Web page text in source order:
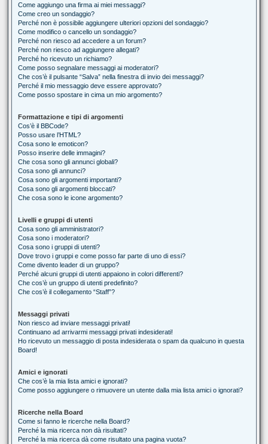
Come aggiungo una firma ai miei messaggi?
Come creo un sondaggio?
Perché non è possibile aggiungere ulteriori opzioni del sondaggio?
Come modifico o cancello un sondaggio?
Perché non riesco ad accedere a un forum?
Perché non riesco ad aggiungere allegati?
Perché ho ricevuto un richiamo?
Come posso segnalare messaggi ai moderatori?
Che cos’è il pulsante “Salva” nella finestra di invio dei messaggi?
Perché il mio messaggio deve essere approvato?
Come posso spostare in cima un mio argomento?
Formattazione e tipi di argomenti
Cos’è il BBCode?
Posso usare l’HTML?
Cosa sono le emoticon?
Posso inserire delle immagini?
Che cosa sono gli annunci globali?
Cosa sono gli annunci?
Cosa sono gli argomenti importanti?
Cosa sono gli argomenti bloccati?
Che cosa sono le icone argomento?
Livelli e gruppi di utenti
Cosa sono gli amministratori?
Cosa sono i moderatori?
Cosa sono i gruppi di utenti?
Dove trovo i gruppi e come posso far parte di uno di essi?
Come divento leader di un gruppo?
Perché alcuni gruppi di utenti appaiono in colori differenti?
Che cos’è un gruppo di utenti predefinito?
Che cos’è il collegamento “Staff”?
Messaggi privati
Non riesco ad inviare messaggi privati!
Continuano ad arrivarmi messaggi privati indesiderati!
Ho ricevuto un messaggio di posta indesiderata o spam da qualcuno in questa
Board!
Amici e ignorati
Che cos’è la mia lista amici e ignorati?
Come posso aggiungere o rimuovere un utente dalla mia lista amici o ignorati?
Ricerche nella Board
Come si fanno le ricerche nella Board?
Perché la mia ricerca non dà risultati?
Perché la mia ricerca dà come risultato una pagina vuota?